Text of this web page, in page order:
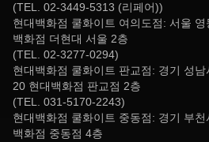
(TEL. 02-3449-5313 (리페어))
현대백화점 쿨화이트 여의도점: 서울
백화점 더현대 서울 2층
(TEL. 02-3277-0294)
현대백화점 쿨화이트 판교점: 경기 성
20 현대백화점 판교점 2층
(TEL. 031-5170-2243)
현대백화점 쿨화이트 중동점: 경기 부
백화점 중동점 4층